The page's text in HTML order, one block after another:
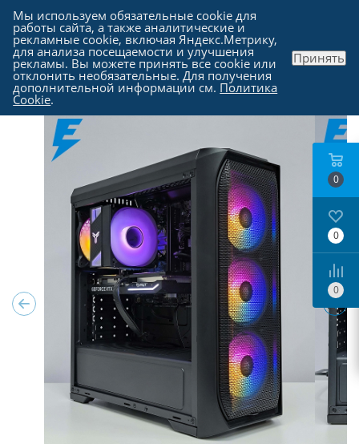
Каталог
0
0
0
Мы используем обязательные cookie для
работы сайта, а также аналитические и
рекламные cookie, включая Яндекс.Метрику,
для анализа посещаемости и улучшения
рекламы. Вы можете принять все cookie или
отклонить необязательные. Для получения
дополнительной информации см. Политика
Cookie.
Принять